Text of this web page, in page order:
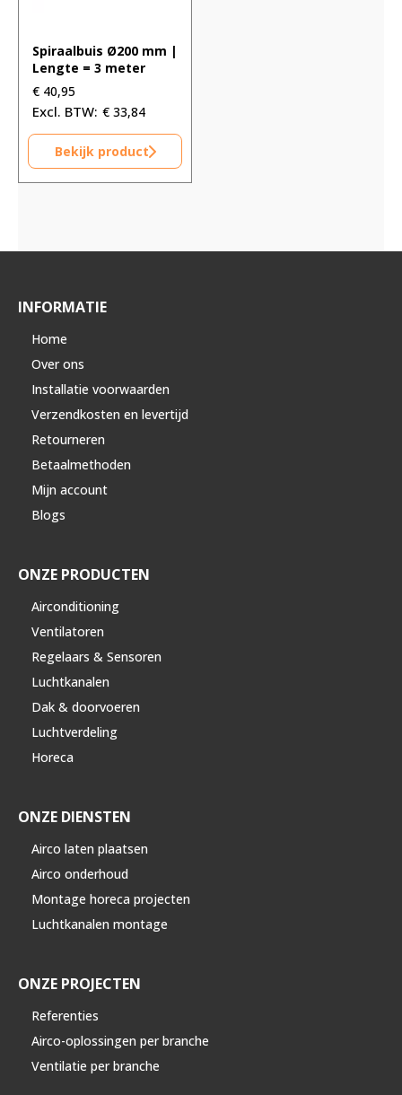
Spiraalbuis Ø200 mm |
Lengte = 3 meter
€ 40,95
€ 33,84
Bekijk product
INFORMATIE
Home
Over ons
Installatie voorwaarden
Verzendkosten en levertijd
Retourneren
Betaalmethoden
Mijn account
Blogs
ONZE PRODUCTEN
Airconditioning
Ventilatoren
Regelaars & Sensoren
Luchtkanalen
Dak & doorvoeren
Luchtverdeling
Horeca
ONZE DIENSTEN
Airco laten plaatsen
Airco onderhoud
Montage horeca projecten
Luchtkanalen montage
ONZE PROJECTEN
Referenties
Airco-oplossingen per branche
Ventilatie per branche